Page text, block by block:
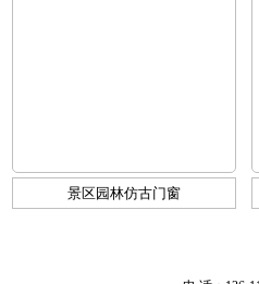
景区园林仿古门窗